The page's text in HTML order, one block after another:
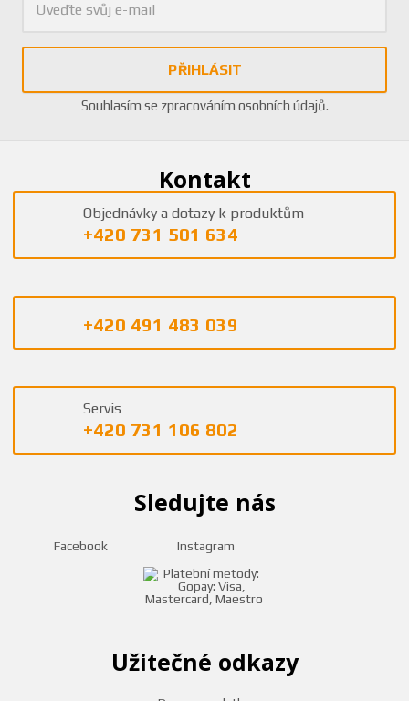
PŘIHLÁSIT
Souhlasím se zpracováním osobních údajů.
Užitečné odkazy
Kontakt
Objednávky a dotazy k produktům
+420 731 501 634
+420 491 483 039
Servis
+420 731 106 802
Sledujte nás
Facebook Instagram